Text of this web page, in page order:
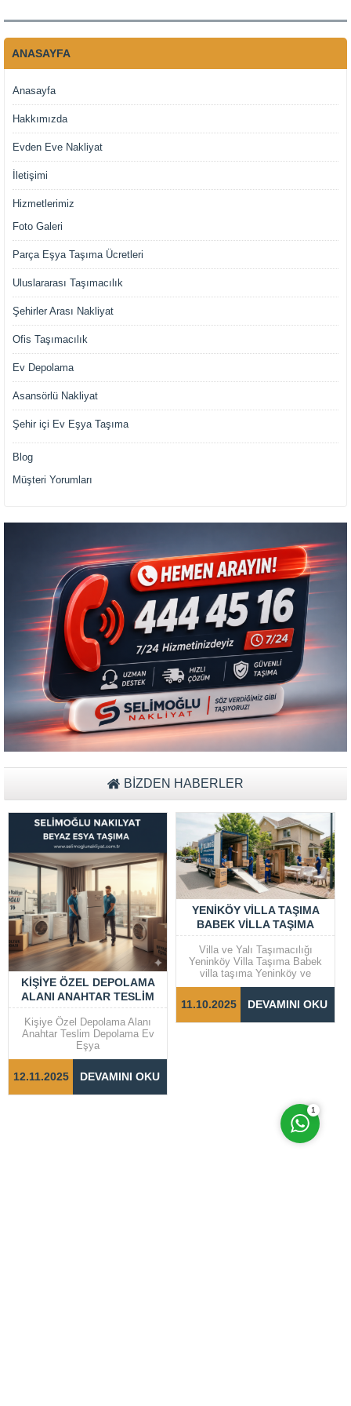
ANASAYFA
Anasayfa
Hakkımızda
Evden Eve Nakliyat
İletişimi
Hizmetlerimiz
Foto Galeri
Parça Eşya Taşıma Ücretleri
Uluslararası Taşımacılık
Şehirler Arası Nakliyat
Ofis Taşımacılık
Ev Depolama
Asansörlü Nakliyat
Şehir içi Ev Eşya Taşıma
Blog
Müşteri Yorumları
BİZDEN HABERLER
KIŞIYE ÖZEL DEPOLAMA
ALANI ANAHTAR TESLIM
DEPOLAMA EV EŞYA
Kişiye Özel Depolama Alanı
Anahtar Teslim Depolama Ev
Eşya
12.11.2025 DEVAMINI OKU
YENIKÖY VILLA TAŞIMA
BABEK VILLA TAŞIMA
Villa ve Yalı Taşımacılığı
Yeninköy Villa Taşıma Babek
villa taşıma Yeninköy ve
Bebek gibi prestijli semtlerde
taşıma işlemleri, dikkat ve
özen gerektiren bir süreçtir.
11.10.2025 DEVAMINI OKU
al
1